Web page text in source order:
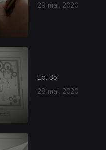
29 mai. 2020
Ep. 35
28 mai. 2020